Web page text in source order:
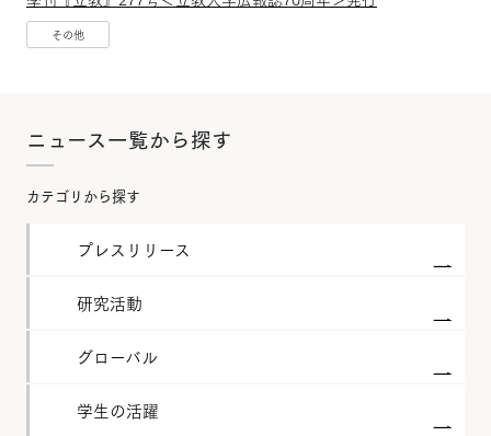
その他
ニュース一覧から探す
カテゴリから探す
プレスリリース
研究活動
グローバル
学生の活躍